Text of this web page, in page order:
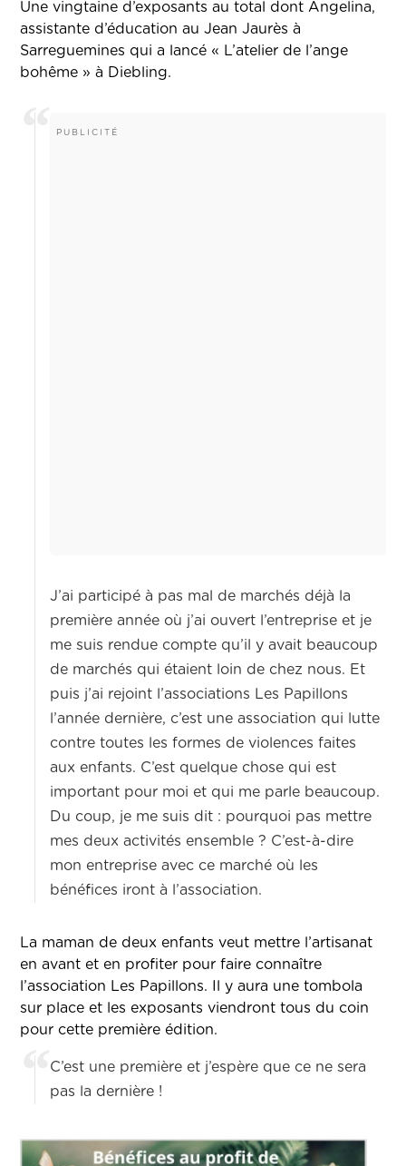
Une vingtaine d’exposants au total dont Angelina,
assistante d’éducation au Jean Jaurès à
Sarreguemines qui a lancé « L’atelier de l’ange
bohême » à Diebling.
J’ai participé à pas mal de marchés déjà la
première année où j’ai ouvert l’entreprise et je
me suis rendue compte qu’il y avait beaucoup
de marchés qui étaient loin de chez nous. Et
puis j’ai rejoint l’associations Les Papillons
l’année dernière, c’est une association qui lutte
contre toutes les formes de violences faites
aux enfants. C’est quelque chose qui est
important pour moi et qui me parle beaucoup.
Du coup, je me suis dit : pourquoi pas mettre
mes deux activités ensemble ? C’est-à-dire
mon entreprise avec ce marché où les
bénéfices iront à l’association.
La maman de deux enfants veut mettre l’artisanat
en avant et en profiter pour faire connaître
l’association Les Papillons. Il y aura une tombola
sur place et les exposants viendront tous du coin
pour cette première édition.
C’est une première et j’espère que ce ne sera
pas la dernière !